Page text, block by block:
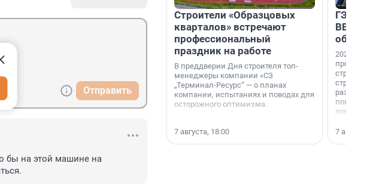
Отправить
бы на этой машине на
Строители «Образцовых
кварталов» встречают
профессиональный
праздник на работе
В преддверии Дня строителя топ-
менеджеры компании «СЗ
„Терминал-Ресурс“ — о планах
компании, испытаниях и поводах для
осторожного оптимизма.
7 августа, 18:00
ГЭС,
ВВП: в
об
2026-й —
раз. В
7